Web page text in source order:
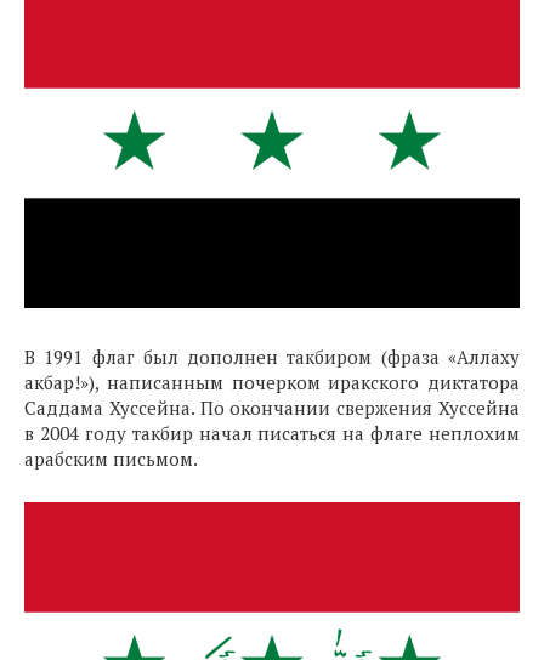
В 1991 флаг был дополнен такбиром (фраза «Аллаху
акбар!»), написанным почерком иракского диктатора
Саддама Хуссейна. По окончании свержения Хуссейна
в 2004 году такбир начал писаться на флаге неплохим
арабским письмом.